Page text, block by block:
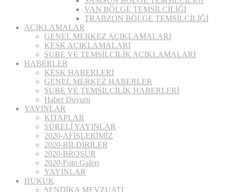
VAN BÖLGE TEMSİLCİLİĞİ
TRABZON BÖLGE TEMSİLCİLİĞİ
AÇIKLAMALAR
GENEL MERKEZ AÇIKLAMALARI
KESK AÇIKLAMALARI
ŞUBE VE TEMSİLCİLİK AÇIKLAMALARI
HABERLER
KESK HABERLERİ
GENEL MERKEZ HABERLER
ŞUBE VE TEMSİLCİLİK HABERLERİ
Haber Duyuru
YAYINLAR
KİTAPLAR
SÜRELİ YAYINLAR
2020-AFİŞLERİMİZ
2020-BİLDİRİLER
2020-BROŞÜR
2020-Foto Galeri
YAYINLAR
HUKUK
SENDİKA MEVZUATI